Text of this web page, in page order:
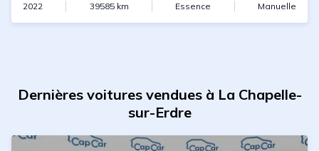
2022 39585km Essence Manuelle
Dernières voitures vendues à La Chapelle-
sur-Erdre